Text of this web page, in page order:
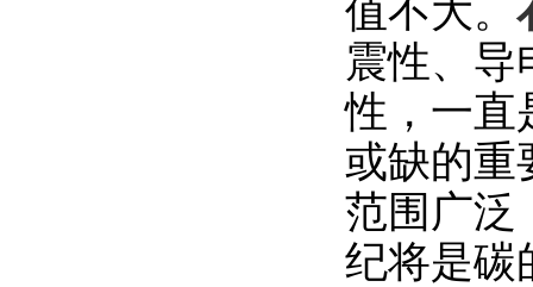
值不大。
震性、导
性，一直
或缺的重
范围广泛
纪将是碳